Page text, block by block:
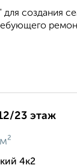
создания
23 этаж
4к2